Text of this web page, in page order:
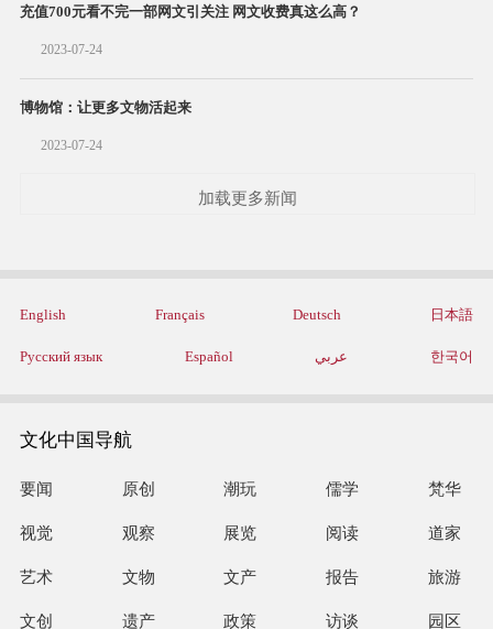
充值700元看不完一部网文引关注 网文收费真这么高？
2023-07-24
博物馆：让更多文物活起来
2023-07-24
加载更多新闻
English Français Deutsch 日本語
Русский язык Español عربي 한국어
文化中国导航
要闻 原创 潮玩 儒学 梵华
视觉 观察 展览 阅读 道家
艺术 文物 文产 报告 旅游
文创 遗产 政策 访谈 园区